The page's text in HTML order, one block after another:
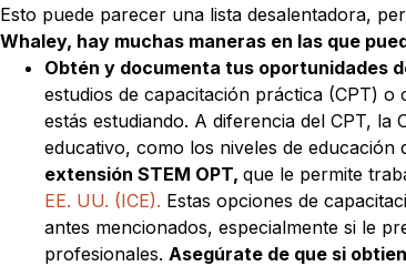
Esto puede parecer una lista desalentadora,
Whaley, hay muchas maneras en las que
Obtén y documenta tus oportunidades
estudios de capacitación práctica (CPT)
estás estudiando. A diferencia del CPT, la
educativo, como los niveles de
extensión STEM OPT, que le permite
EE. UU. (ICE). Estas opciones de
antes mencionados, especialmente si le
profesionales. Asegúrate de que si